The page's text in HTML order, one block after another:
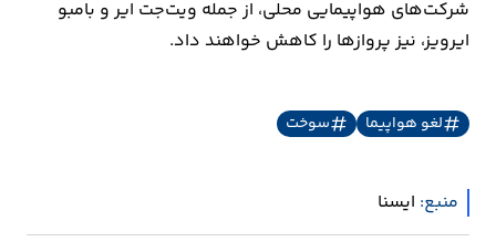
شرکت‌های هواپیمایی محلی، از جمله ویت‌جت ایر و بامبو
ایرویز، نیز پروازها را کاهش خواهند داد.
لغو هواپیما سوخت
منبع: ايسنا